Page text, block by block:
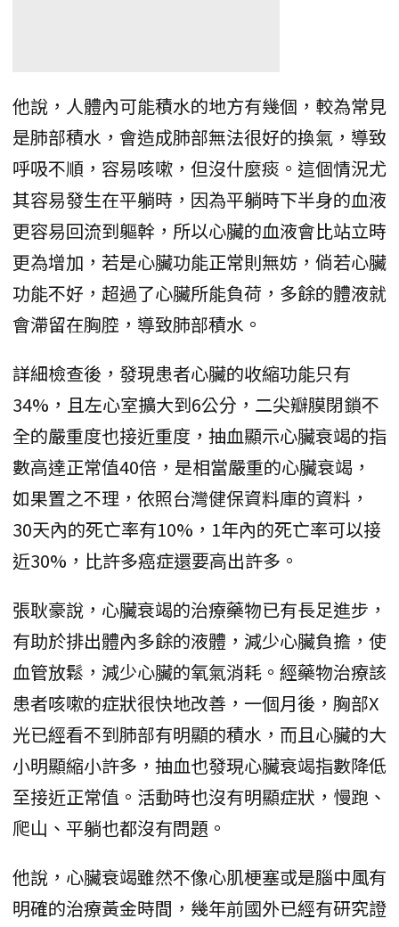
他說，人體內可能積水的地方有幾個，較為常見
是肺部積水，會造成肺部無法很好的換氣，導致
呼吸不順，容易咳嗽，但沒什麼痰。這個情況尤
其容易發生在平躺時，因為平躺時下半身的血液
更容易回流到軀幹，所以心臟的血液會比站立時
更為增加，若是心臟功能正常則無妨，倘若心臟
功能不好，超過了心臟所能負荷，多餘的體液就
會滯留在胸腔，導致肺部積水。
詳細檢查後，發現患者心臟的收縮功能只有
34%，且左心室擴大到6公分，二尖瓣膜閉鎖不
全的嚴重度也接近重度，抽血顯示心臟衰竭的指
數高達正常值40倍，是相當嚴重的心臟衰竭，
如果置之不理，依照台灣健保資料庫的資料，
30天內的死亡率有10%，1年內的死亡率可以接
近30%，比許多癌症還要高出許多。
張耿豪說，心臟衰竭的治療藥物已有長足進步，
有助於排出體內多餘的液體，減少心臟負擔，使
血管放鬆，減少心臟的氧氣消耗。經藥物治療該
患者咳嗽的症狀很快地改善，一個月後，胸部X
光已經看不到肺部有明顯的積水，而且心臟的大
小明顯縮小許多，抽血也發現心臟衰竭指數降低
至接近正常值。活動時也沒有明顯症狀，慢跑、
爬山、平躺也都沒有問題。
他說，心臟衰竭雖然不像心肌梗塞或是腦中風有
明確的治療黃金時間，幾年前國外已經有研究證